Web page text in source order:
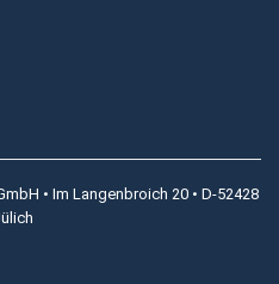
• Im Langenbroich 20 • D-52428